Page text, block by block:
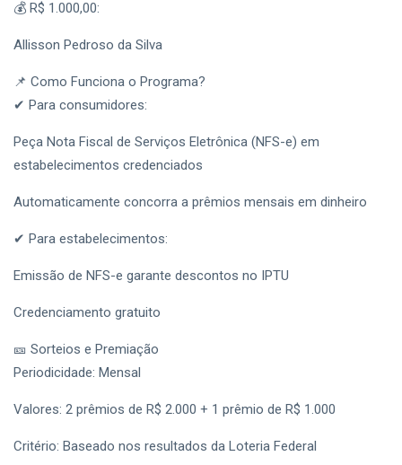
(7); Garanta Sua
Bauru
Campanha de
Durante o Mês
de Agosto;
Veja Postos,
Vacinas
Disponíveis
06
59
CIDADE
Programa
‘Amigo
Caramelo’
Inscrições
Castração
Animais no
Parque Santa
Edwirges em
Bauru; Veja
Participar
06
CIDADE
para o
‘Miss e Mister
2026
Nesta Sexta-
Como
Aug,
2026
visualizações
CIDADE
WorkCafé
evento
exclusivo
2026
💰 R$ 1.000,00:
Allisson Pedroso da Silva
📌 Como Funciona o Programa?
✔ Para consumidores:
Peça Nota Fiscal de Serviços Eletrônica (NFS-e) em
estabelecimentos credenciados
Automaticamente concorra a prêmios mensais em dinheiro
✔ Para estabelecimentos:
Emissão de NFS-e garante descontos no IPTU
Credenciamento gratuito
🎫 Sorteios e Premiação
Periodicidade: Mensal
Valores: 2 prêmios de R$ 2.000 + 1 prêmio de R$ 1.000
Critério: Baseado nos resultados da Loteria Federal